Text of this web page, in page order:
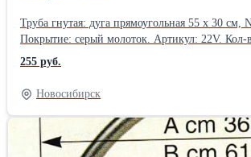
Труба гнутая: дуга прямоугольная 55 х 30 см,
Покрытие: серый молоток. Артикул: 22V. Кол-
Производство: NFA, Италия. Товар есть в
Новосибирске.Производитель: Дуга
255 руб.
Новосибирск